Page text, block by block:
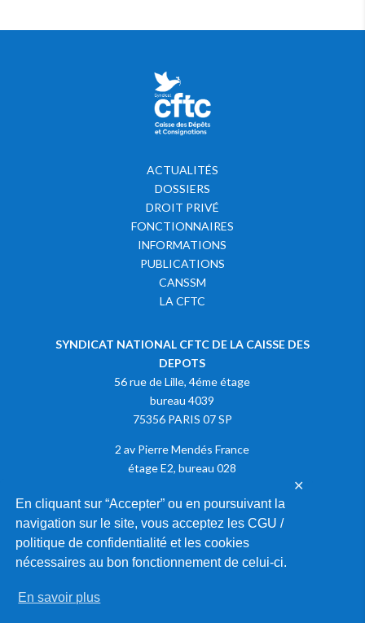
En cliquant sur “Accepter” ou en poursuivant la
navigation sur le site, vous acceptez les CGU /
politique de confidentialité et les cookies
nécessaires au bon fonctionnement de celui-ci.
En savoir plus
✕
ACTUALITÉS
DOSSIERS
DROIT PRIVÉ
FONCTIONNAIRES
INFORMATIONS
PUBLICATIONS
CANSSM
LA CFTC
SYNDICAT NATIONAL CFTC DE LA CAISSE DES
DEPOTS
56 rue de Lille, 4éme étage
bureau 4039
75356 PARIS 07 SP
2 av Pierre Mendés France
étage E2, bureau 028
Adhérer à la CFTC